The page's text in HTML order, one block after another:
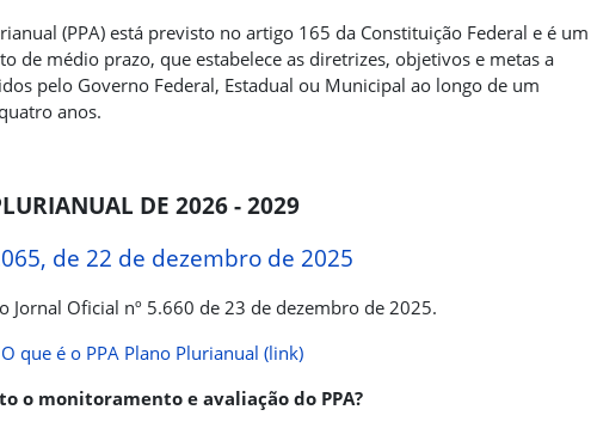
(PPA) está previsto no artigo 165 da Constituição Federal e é um
de médio prazo, que estabelece as diretrizes, objetivos e metas a
pelo Governo Federal, Estadual ou Municipal ao longo de um
anos.
DE 2026 - 2029
de 22 de dezembro de 2025
Jornal Oficial nº 5.660 de 23 de dezembro de 2025.
que é o PPA Plano Plurianual (link)
o monitoramento e avaliação do PPA?